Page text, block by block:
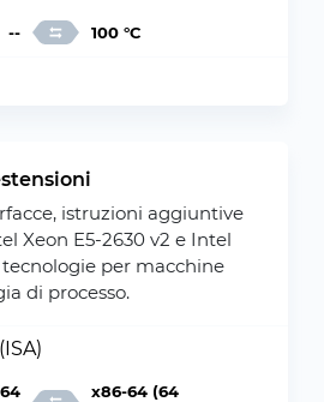
-- 100 °C
istruzioni aggiuntive
Xeon E5-2630 v2 e Intel
tecnologie per macchine
di processo.
x86-64 (64